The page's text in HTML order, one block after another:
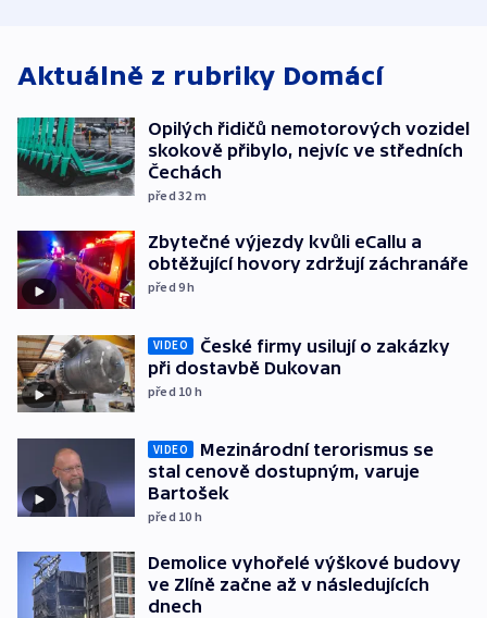
Aktuálně z rubriky Domácí
Opilých řidičů nemotorových vozidel
skokově přibylo, nejvíc ve středních
Čechách
před 32 m
Zbytečné výjezdy kvůli eCallu a
obtěžující hovory zdržují záchranáře
před 9h
VIDEO
České firmy usilují o zakázky
při dostavbě Dukovan
před 10 h
VIDEO
Mezinárodní terorismus se
stal cenově dostupným, varuje
Bartošek
před 10 h
Demolice vyhořelé výškové budovy
ve Zlíně začne až v následujících
dnech